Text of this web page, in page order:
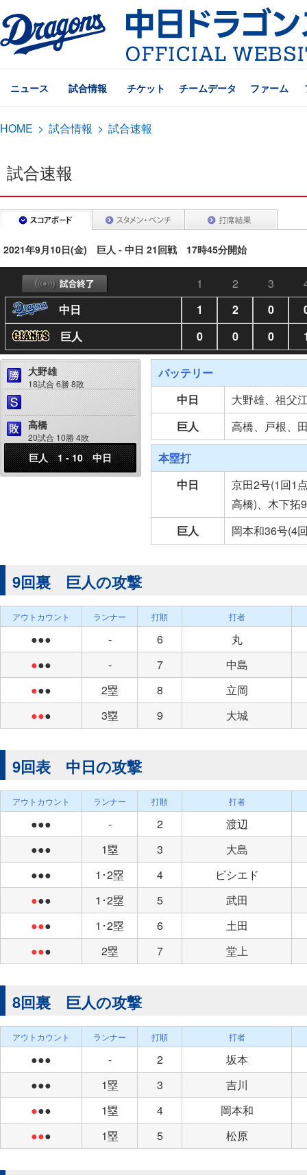
ニュース 試合情報 チケット チームデータ ファーム
HOME > 試合情報 > 試合速報
試合速報
2021年9月10日(金) 巨人 - 中日 21回戦 17時45分開始
1 2 3
中日
1 2 0
巨人
0 0 0
大野雄
18試合 6勝 8敗
高橋
20試合 10勝 4敗
巨人 1 - 10 中日
バッテリー
中日
大野雄、祖父
巨人
高橋、戸根、
本塁打
中日
京田2号(1回1
高橋)、木下拓
巨人
岡本和36号(4
9回裏 巨人の攻撃
アウトカウント ランナー 打順 打者
●●● - 6
丸
●●● - 7
中島
●●● 2塁 8
立岡
●●● 3塁 9 大城
9回表 中日の攻撃
アウトカウント ランナー 打順 打者
●●● - 2
渡辺
●●●
1塁 3
大島
●●●
1･2塁 4
ビシエド
●●● 1･2塁 5
武田
●●● 1･2塁 6
土田
●●● 2塁 7 堂上
8回裏 巨人の攻撃
アウトカウント ランナー 打順 打者
●●● - 2
坂本
●●●
1塁 3
吉川
●●● 1塁 4
岡本和
●●● 1塁 5 松原